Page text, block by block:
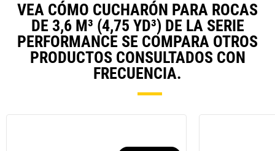
VEA CÓMO CUCHARÓN PARA ROCAS
DE 3,6 M³ (4,75 YD³) DE LA SERIE
PERFORMANCE SE COMPARA OTROS
PRODUCTOS CONSULTADOS CON
FRECUENCIA.